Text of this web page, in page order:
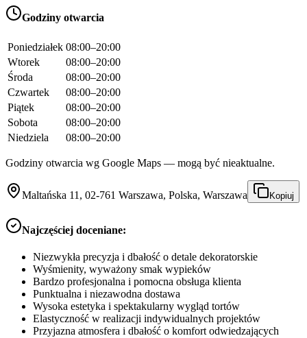
Godziny otwarcia
Poniedziałek 08:00–20:00
Wtorek
08:00–20:00
Środa
08:00–20:00
Czwartek
08:00–20:00
Piątek
08:00–20:00
Sobota
08:00–20:00
Niedziela
08:00–20:00
Godziny otwarcia wg Google Maps — mogą być nieaktualne.
Maltańska 11, 02-761 Warszawa, Polska, Warszawa Kopiuj
Najczęściej doceniane:
Niezwykła precyzja i dbałość o detale dekoratorskie
Wyśmienity, wyważony smak wypieków
Bardzo profesjonalna i pomocna obsługa klienta
Punktualna i niezawodna dostawa
Wysoka estetyka i spektakularny wygląd tortów
Elastyczność w realizacji indywidualnych projektów
Przyjazna atmosfera i dbałość o komfort odwiedzających